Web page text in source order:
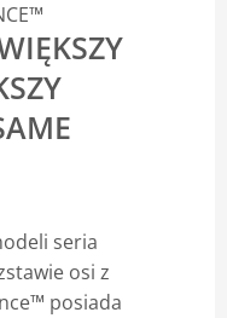
seria
osi z
posiada